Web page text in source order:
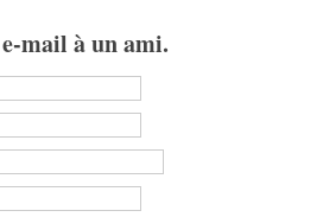
mail à un ami.